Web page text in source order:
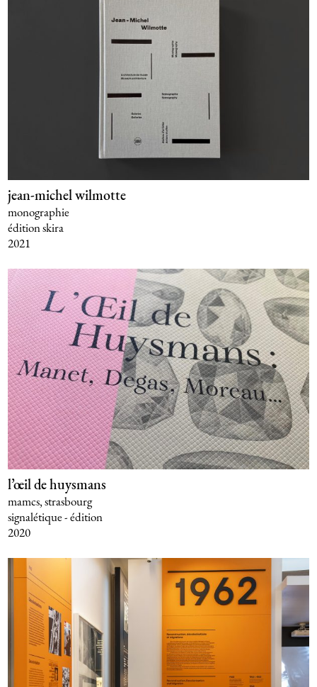
jean-michel wilmotte
monographie
édition skira
2021
l’œil de huysmans
mamcs, strasbourg
signalétique - édition
2020